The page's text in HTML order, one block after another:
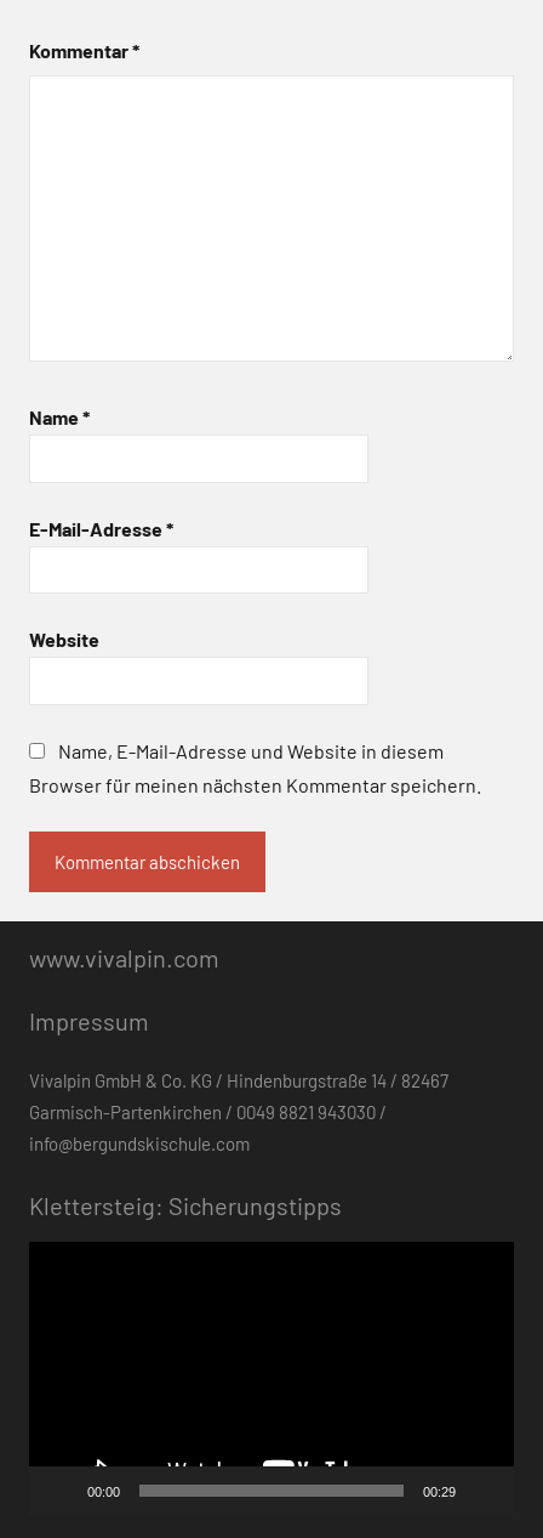
Kommentar*
Name*
E-Mail-Adresse*
Website
Name, E-Mail-Adresse und Website in diesem
Browser für meinen nächsten Kommentar speichern.
www.vivalpin.com
Impressum
Vivalpin GmbH & Co. KG / Hindenburgstraße 14 / 82467
Garmisch-Partenkirchen / 0049 8821 943030 /
info@bergundskischule.com
Klettersteig: Sicherungstipps
00:00 00:29